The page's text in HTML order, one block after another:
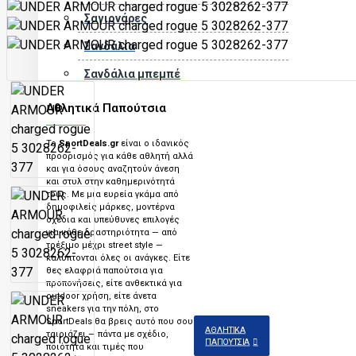
Σαγιονάρες
Σανδάλια
Σανδάλια μπεμπέ
Αθλητικά Παπούτσια
ΤοSportDeals.grείναι ο ιδανικός
προορισμός για κάθε αθλητή αλλά
και για όσους αναζητούν άνεση
και στυλ στην καθημερινότητά
τους. Με μια ευρεία γκάμα από
δημοφιλείς μάρκες, μοντέρνα
σχέδια και υπεύθυνες επιλογές
για κάθε δραστηριότητα — από
τρέξιμο μέχρι street style —
καλύπτονται όλες οι ανάγκες. Είτε
θες ελαφριά παπούτσια για
προπονήσεις, είτε ανθεκτικά για
outdoor χρήση, είτε άνετα
sneakers για την πόλη, στο
SportDeals θα βρεις αυτό που σου
ταιριάζει — πάντα με σχέδιο,
ποιότητα και τιμές που
ΑΘΛΗΤΙΚΆ
ΠΑΠΟΎΤΣΙΑ